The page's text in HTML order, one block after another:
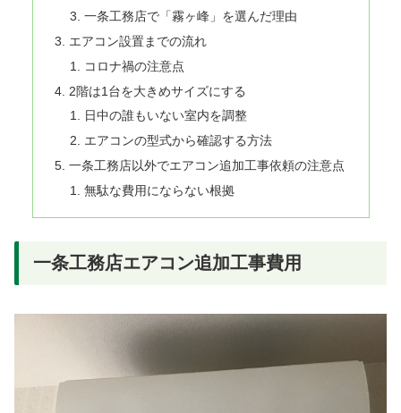
一条工務店で「霧ヶ峰」を選んだ理由
エアコン設置までの流れ
コロナ禍の注意点
2階は1台を大きめサイズにする
日中の誰もいない室内を調整
エアコンの型式から確認する方法
一条工務店以外でエアコン追加工事依頼の注意点
無駄な費用にならない根拠
一条工務店エアコン追加工事費用